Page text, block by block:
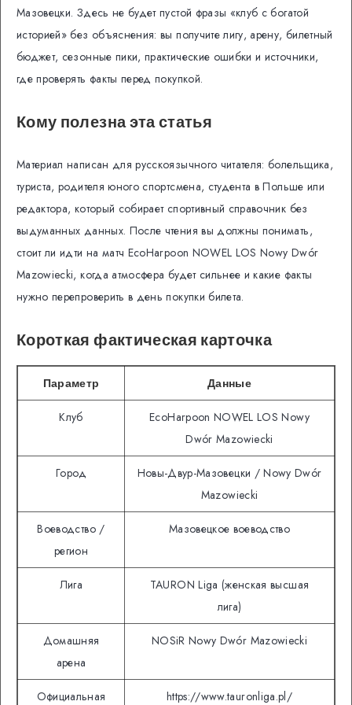
Мазовецки. Здесь не будет пустой фразы «клуб с богатой
историей» без объяснения: вы получите лигу, арену, билетный
бюджет, сезонные пики, практические ошибки и источники,
где проверять факты перед покупкой.
Кому полезна эта статья
Материал написан для русскоязычного читателя: болельщика,
туриста, родителя юного спортсмена, студента в Польше или
редактора, который собирает спортивный справочник без
выдуманных данных. После чтения вы должны понимать,
стоит ли идти на матч EcoHarpoon NOWEL LOS Nowy Dwór
Mazowiecki, когда атмосфера будет сильнее и какие факты
нужно перепроверить в день покупки билета.
Короткая фактическая карточка
Параметр Данные
Клуб
EcoHarpoon NOWEL LOS Nowy
Dwór Mazowiecki
Город
Новы-Двур-Мазовецки / Nowy Dwór
Mazowiecki
Воеводство /
регион
Мазовецкое воеводство
Лига
TAURON Liga (женская высшая
лига)
Домашняя
арена
NOSiR Nowy Dwór Mazowiecki
Официальная
https://www.tauronliga.pl/